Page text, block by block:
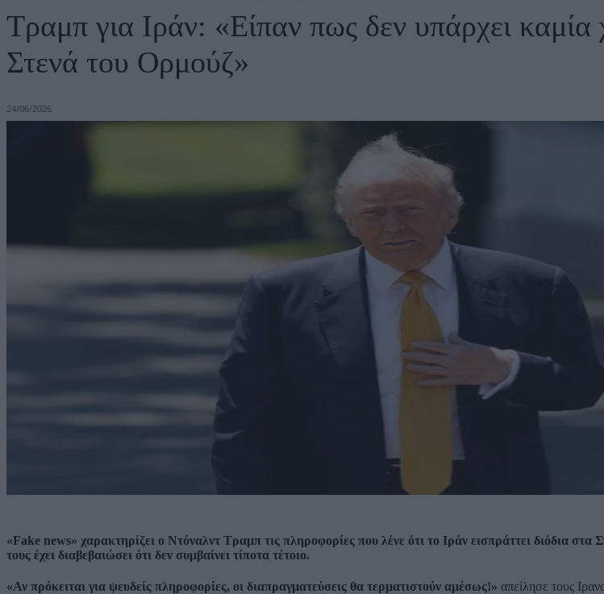
Τραμπ για Ιράν: «Είπαν πως δεν υπάρχει καμία
Στενά του Ορμούζ»
24/06/2026
«Fake news» χαρακτηρίζει ο Ντόναλντ Τραμπ τις πληροφορίες που λένε ότι το Ιράν εισπράττει διόδια
τους έχει διαβεβαιώσει ότι δεν συμβαίνει τίποτα τέτοιο.
«Αν πρόκειται για ψευδείς πληροφορίες, οι διαπραγματεύσεις θα τερματιστούν αμέσως!» απείλησε τους